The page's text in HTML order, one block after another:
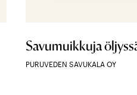
Savumuikkuja
PURUVEDEN SAVUKALA OY